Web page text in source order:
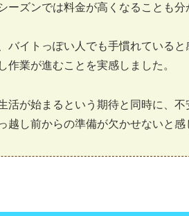
ーズンでは料金が高くなることも分
バイトっぽい人でも手慣れている
作業が進むことを実感しました。
活が始まるという期待と同時に、
越し前からの準備が欠かせないと感